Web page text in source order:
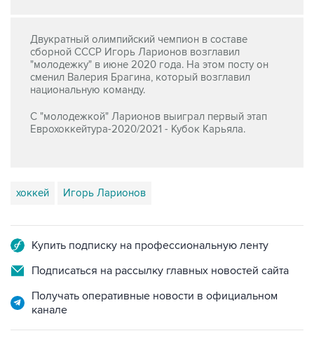
Двукратный олимпийский чемпион в составе
сборной СССР Игорь Ларионов возглавил
"молодежку" в июне 2020 года. На этом посту он
сменил Валерия Брагина, который возглавил
национальную команду.
С "молодежкой" Ларионов выиграл первый этап
Еврохоккейтура-2020/2021 - Кубок Карьяла.
хоккей Игорь Ларионов
Купить подписку на профессиональную ленту
Подписаться на рассылку главных новостей сайта
Получать оперативные новости в официальном
канале